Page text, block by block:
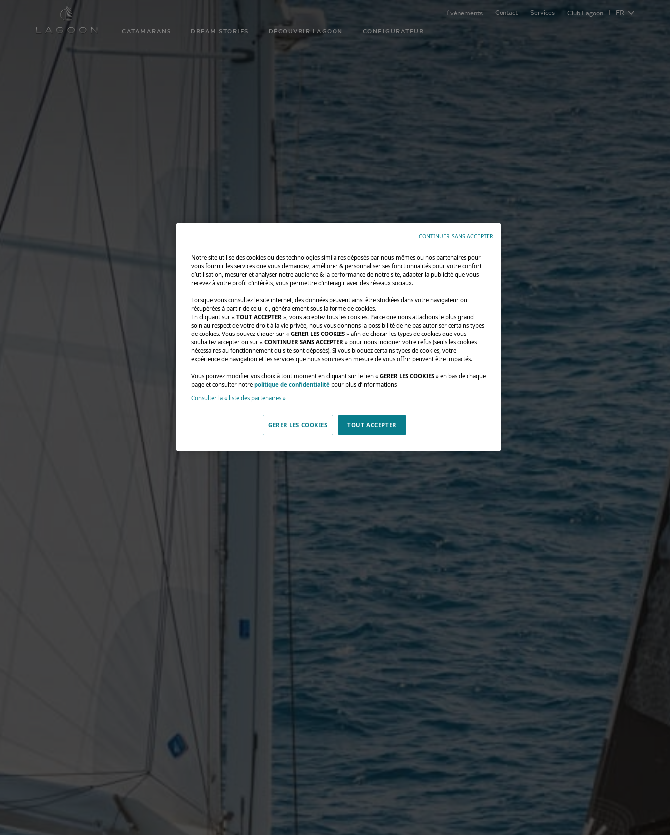
CATAMARANS DREAM STORIES DÉCOUVRIR LAGOON CONFIGURATEUR
Évènements Contact Services Club Lagoon FR
Notre site utilise des cookies ou des technologies similaires déposés par nous-mêmes ou nos partenaires pour
vous fournir les services que vous demandez, améliorer & personnaliser ses fonctionnalités pour votre confort
d’utilisation, mesurer et analyser notre audience & la performance de notre site, adapter la publicité que vous
recevez à votre profil d’intérêts, vous permettre d’interagir avec des réseaux sociaux.
Lorsque vous consultez le site internet, des données peuvent ainsi être stockées dans votre navigateur ou
récupérées à partir de celui-ci, généralement sous la forme de cookies.
En cliquant sur « TOUT ACCEPTER », vous acceptez tous les cookies. Parce que nous attachons le plus grand
soin au respect de votre droit à la vie privée, nous vous donnons la possibilité de ne pas autoriser certains types
de cookies. Vous pouvez cliquer sur « GERER LES COOKIES » afin de choisir les types de cookies que vous
souhaitez accepter ou sur « CONTINUER SANS ACCEPTER » pour nous indiquer votre refus (seuls les cookies
nécessaires au fonctionnement du site sont déposés). Si vous bloquez certains types de cookies, votre
expérience de navigation et les services que nous sommes en mesure de vous offrir peuvent être impactés.
Vous pouvez modifier vos choix à tout moment en cliquant sur le lien « GERER LES COOKIES » en bas de chaque
page et consulter notre politique de confidentialité pour plus d’informations
Consulter la « liste des partenaires »
GERER LES COOKIES TOUT ACCEPTER
CONTINUER SANS ACCEPTER